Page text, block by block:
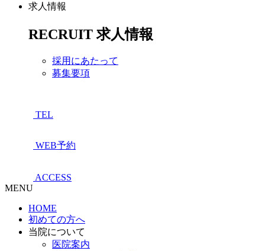
求人情報
RECRUIT 求人情報
採用にあたって
募集要項
TEL
WEB予約
ACCESS
MENU
HOME
初めての方へ
当院について
医院案内